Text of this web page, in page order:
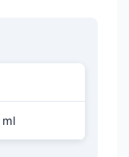
ml